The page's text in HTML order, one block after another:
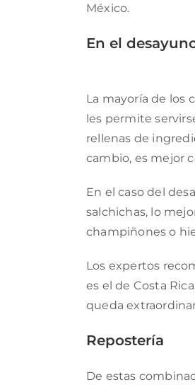
México.
En el
La mayoría de los
les permite
rellenas de
cambio, es mejor
En el caso del
salchichas, lo
champiñones o
Los expertos
es el de Costa
queda
Repostería
De estas